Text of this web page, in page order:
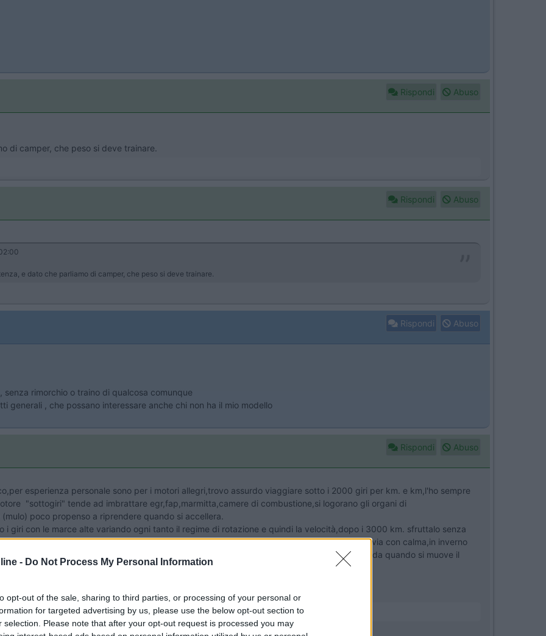
- Do Not Process My Personal Information
opt-out of the sale, sharing to third parties, or processing of your personal or
for targeted advertising by us, please use the below opt-out section to
selection. Please note that after your opt-out request is processed you may
Rispondi Abuso
di camper, che peso si deve trainare.
Rispondi Abuso
e dato che parliamo di camper, che peso si deve trainare.
Rispondi Abuso
rimorchio o traino di qualcosa comunque
generali , che possano interessare anche chi non ha il mio modello
Rispondi Abuso
esperienza personale sono per i motori allegri,trovo assurdo viaggiare sotto i 2000 giri per km. e km,l'ho sempre
"sottogiri" tende ad imbrattare egr,fap,marmitta,camere di combustione,si logorano gli organi di
poco propenso a riprendere quando si accellera.
i giri con le marce alte variando ogni tanto il regime di rotazione e quindi la velocità,dopo i 3000 km. sfruttalo senza
che si richiedeva una volta,quanto a riscaldare il motore da fermo,in estate mai,accendo e via con calma,in inverno
3-7 gradi qualche minuto e lentamente mi avvio,ricordiamoci che l'olio del cambio si scalda quando si muove il
sicuro non saranno 2-3 litri di gasolio in più a farmi cambiare idea.